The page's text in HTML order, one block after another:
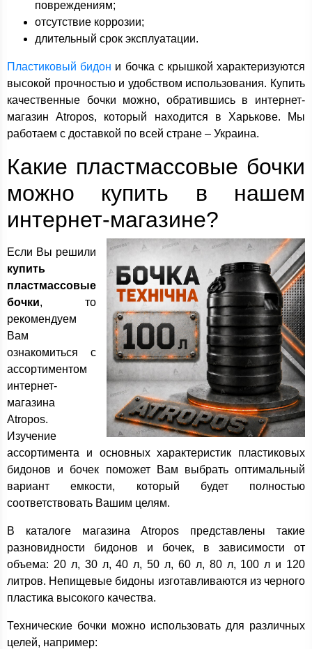
повреждениям;
отсутствие коррозии;
длительный срок эксплуатации.
Пластиковый бидон и бочка с крышкой характеризуются
высокой прочностью и удобством использования. Купить
качественные бочки можно, обратившись в интернет-
магазин Atropos, который находится в Харькове. Мы
работаем с доставкой по всей стране – Украина.
Какие пластмассовые бочки
можно купить в нашем
интернет-магазине?
Если Вы решили
купить
пластмассовые
бочки, то
рекомендуем
Вам
ознакомиться с
ассортиментом
интернет-
магазина
Atropos.
Изучение
ассортимента и основных характеристик пластиковых
бидонов и бочек поможет Вам выбрать оптимальный
вариант емкости, который будет полностью
соответствовать Вашим целям.
В каталоге магазина Atropos представлены такие
разновидности бидонов и бочек, в зависимости от
объема: 20 л, 30 л, 40 л, 50 л, 60 л, 80 л, 100 л и 120
литров. Непищевые бидоны изготавливаются из черного
пластика высокого качества.
Технические бочки можно использовать для различных
целей, например: